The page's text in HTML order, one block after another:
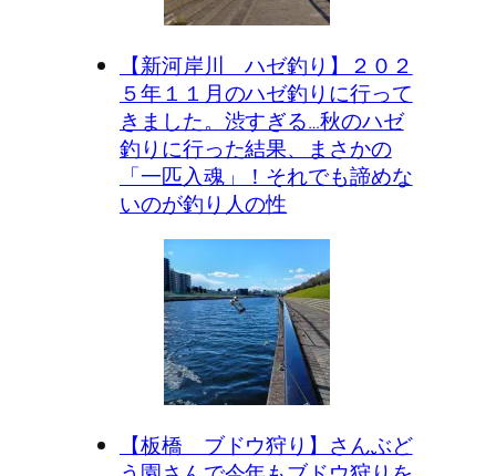
【新河岸川 ハゼ釣り】２０２
５年１１月のハゼ釣りに行って
きました。渋すぎる…秋のハゼ
釣りに行った結果、まさかの
「一匹入魂」！それでも諦めな
いのが釣り人の性
【板橋 ブドウ狩り】さんぶど